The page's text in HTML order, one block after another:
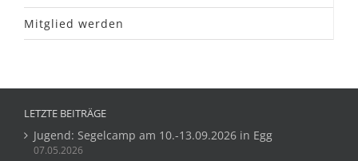
Mitglied werden
LETZTE BEITRÄGE
Jugend: Segelcamp am 10.-13.09.2026 in Egg
07.05.2026